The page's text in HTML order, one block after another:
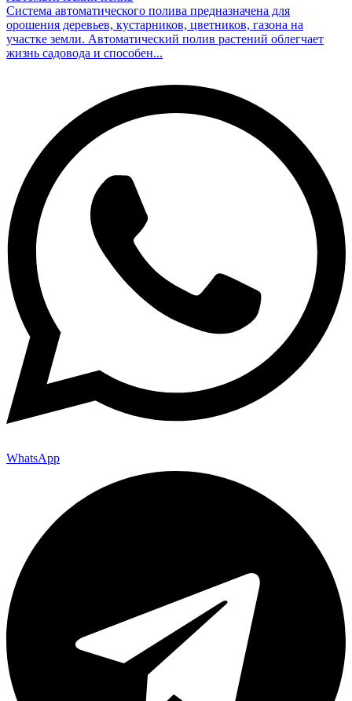
Система автоматического полива предназначена для
орошения деревьев, кустарников, цветников, газона на
участке земли. Автоматический полив растений облегчает
жизнь садовода и способен...
WhatsApp